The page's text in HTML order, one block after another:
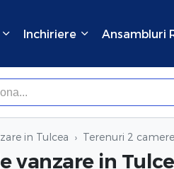
Inchiriere Ansambluri
×Inchide
in Tulcea Terenuri 2 camere
vanzare in